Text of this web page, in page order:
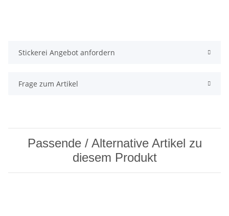
Stickerei Angebot anfordern
Frage zum Artikel
Passende / Alternative Artikel zu
diesem Produkt